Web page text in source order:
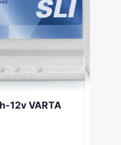
12v VARTA
!КАТ. -15%